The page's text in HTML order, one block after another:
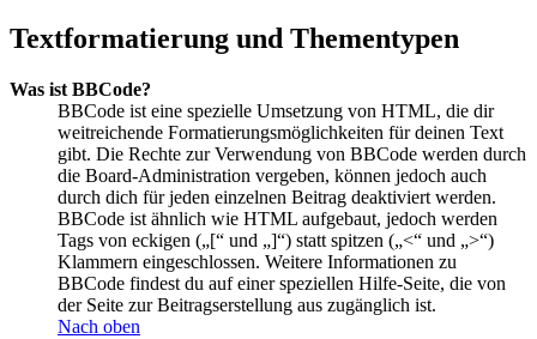
Textformatierung und Thementypen
Was ist BBCode?
BBCode ist eine spezielle Umsetzung von HTML, die dir
weitreichende Formatierungsmöglichkeiten für deinen Text
gibt. Die Rechte zur Verwendung von BBCode werden durch
die Board-Administration vergeben, können jedoch auch
durch dich für jeden einzelnen Beitrag deaktiviert werden.
BBCode ist ähnlich wie HTML aufgebaut, jedoch werden
Tags von eckigen („[“ und „]“) statt spitzen („<“ und „>“)
Klammern eingeschlossen. Weitere Informationen zu
BBCode findest du auf einer speziellen Hilfe-Seite, die von
der Seite zur Beitragserstellung aus zugänglich ist.
Nach oben